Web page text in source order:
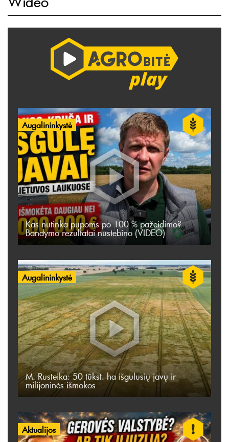
Augalininkystė
Kas nutinka pupoms po 100 % pažeidimo?
Bandymo rezultatai nustebino (VIDEO)
Augalininkystė
M. Rusteika: 50 tūkst. ha išgulusių javų ir
milijoninės išmokos
Aktualijos